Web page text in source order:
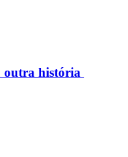
outra história